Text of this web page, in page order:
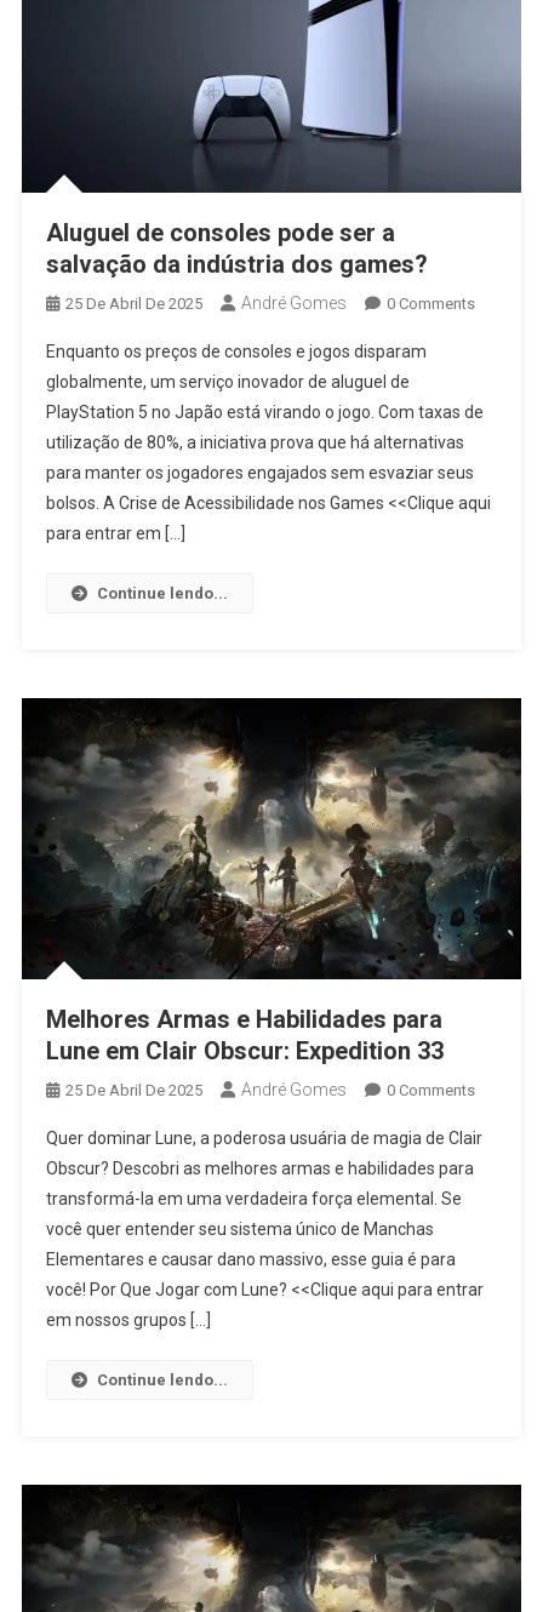
Aluguel de consoles pode ser a
salvação da indústria dos games?
25 De Abril De 2025 André Gomes 0 Comments
Enquanto os preços de consoles e jogos disparam
globalmente, um serviço inovador de aluguel de
PlayStation 5 no Japão está virando o jogo. Com taxas de
utilização de 80%, a iniciativa prova que há alternativas
para manter os jogadores engajados sem esvaziar seus
bolsos. A Crise de Acessibilidade nos Games <<Clique aqui
para entrar em […]
Continue lendo...
Melhores Armas e Habilidades para
Lune em Clair Obscur: Expedition 33
25 De Abril De 2025 André Gomes 0 Comments
Quer dominar Lune, a poderosa usuária de magia de Clair
Obscur? Descobri as melhores armas e habilidades para
transformá-la em uma verdadeira força elemental. Se
você quer entender seu sistema único de Manchas
Elementares e causar dano massivo, esse guia é para
você! Por Que Jogar com Lune? <<Clique aqui para entrar
em nossos grupos […]
Continue lendo...